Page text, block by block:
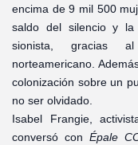
encima de 9 mil 500
saldo del silencio y
sionista, gracias al
norteamericano.
colonización sobre un
no ser olvidado.
Isabel Frangie,
conversó conÉpale